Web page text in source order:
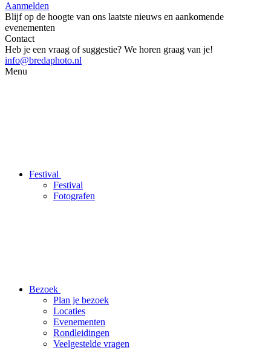
Aanmelden
Blijf op de hoogte van ons laatste nieuws en aankomende
evenementen
Contact
Heb je een vraag of suggestie? We horen graag van je!
info@bredaphoto.nl
Menu
Festival
Festival
Fotografen
Bezoek
Plan je bezoek
Locaties
Evenementen
Rondleidingen
Veelgestelde vragen